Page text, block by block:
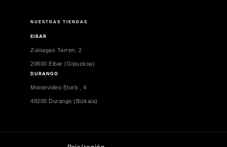
NUESTRAS TIENDAS
EIBAR
Zuloagas Tarren, 2
20600 Eibar (Gipuzkoa)
DURANGO
Montevideo Etorb., 4
48200 Durango (Bizkaia)